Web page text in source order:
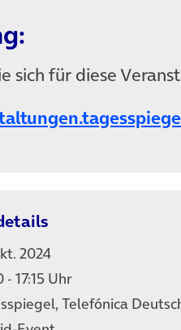
sich für diese
2024
16:00 - 17:15 Uhr
Telefónica